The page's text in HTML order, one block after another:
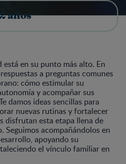
años
en su punto más alto. En
a preguntas comunes
cómo estimular su
y acompañar sus
damos ideas sencillas para
nuevas rutinas y fortalecer
disfrutan esta etapa llena de
acompañándolos en
apoyando su
el vínculo familiar en